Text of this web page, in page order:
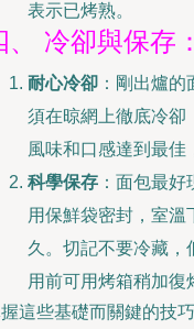
表示已烤熟。
、 冷卻與保存
耐心冷卻 ：剛出爐
須在晾網上徹底冷卻
風味和口感達到最佳
科學保存 ：面包最
用保鮮袋密封，室溫
久。切記不要冷藏，
用前可用烤箱稍加復
這些基礎而關鍵的技